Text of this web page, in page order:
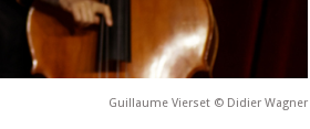
Guillaume Vierset © Didier Wagner